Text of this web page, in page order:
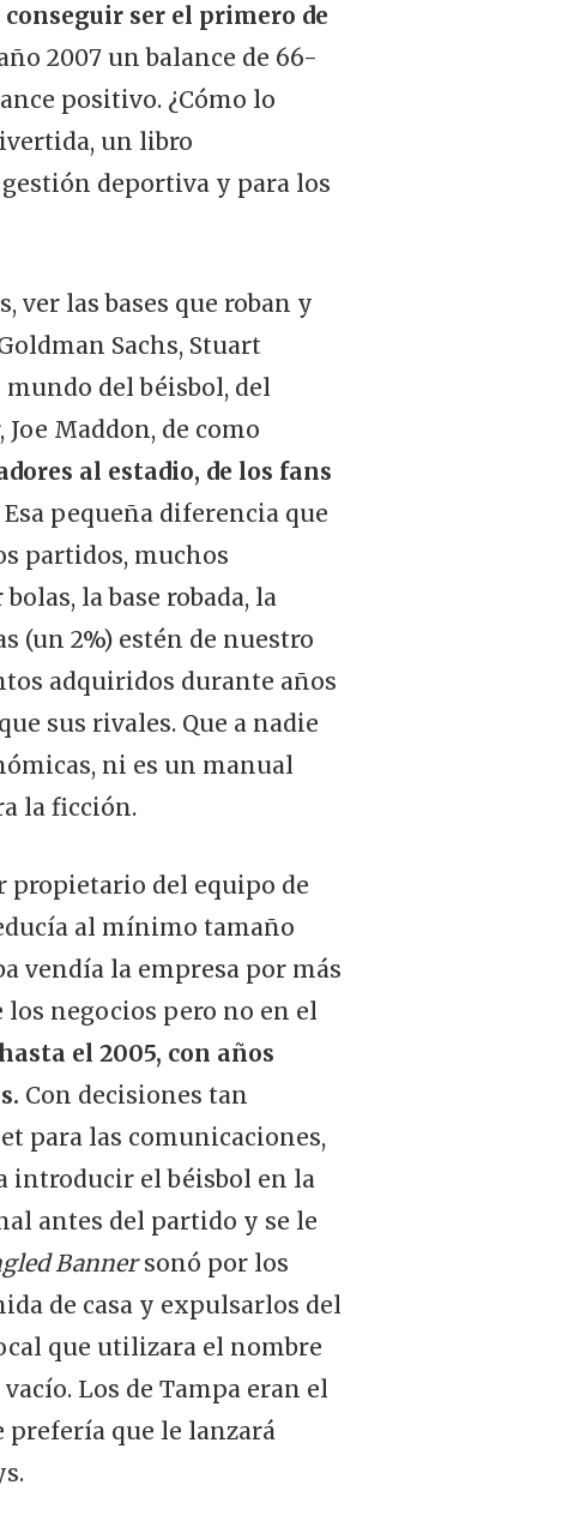
conseguir ser el primero de
2007 un balance de 66-
positivo. ¿Cómo lo
un libro
deportiva y para los
ver las bases que roban y
Sachs, Stuart
del béisbol, del
Maddon, de como
al estadio, de los fans
Esa pequeña diferencia que
partidos, muchos
la base robada, la
(un 2%) estén de nuestro
adquiridos durante años
sus rivales. Que a nadie
ni es un manual
la ficción.
propietario del equipo de
al mínimo tamaño
vendía la empresa por más
negocios pero no en el
el 2005, con años
Con decisiones tan
para las comunicaciones,
introducir el béisbol en la
antes del partido y se le
Bannersonó por los
de casa y expulsarlos del
que utilizara el nombre
Los de Tampa eran el
que le lanzará